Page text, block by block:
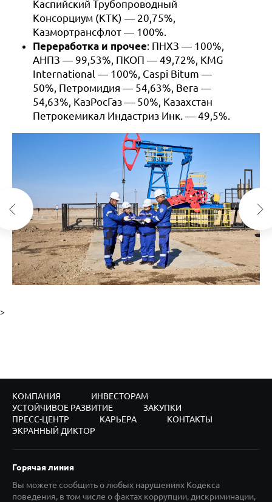
Каспийский Трубопроводный
Консорциум (КТК) — 20,75%,
Казмортрансфлот — 100%.
Переработка и прочее: ПНХЗ — 100%,
АНПЗ — 99,53%, ПКОП — 49,72%, KMG
International — 100%, Caspi Bitum —
50%, Петромидия — 54,63%, Вега —
54,63%, КазРосГаз — 50%, Казахстан
Петрокемикал Индастриз Инк. — 49,5%.
>
КОМПАНИЯ
ИНВЕСТОРАМ
УСТОЙЧИВОЕ РАЗВИТИЕ
ЗАКУПКИ
ПРЕСС-ЦЕНТР
КАРЬЕРА
КОНТАКТЫ
ЭКРАННЫЙ ДИКТОР
Горячая линия
Вы можете сообщить о любых нарушениях Кодекса
поведения, в том числе о фактах коррупции, дискриминации,